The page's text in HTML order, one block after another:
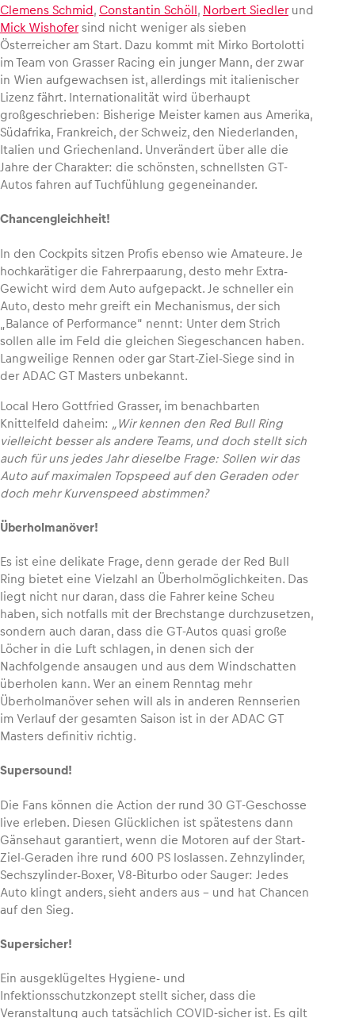
Clemens Schmid, Constantin Schöll, Norbert Siedlerund
Mick Wishofersind nicht weniger als sieben
Österreicher am Start. Dazu kommt mit Mirko Bortolotti
im Team von Grasser Racing ein junger Mann, der zwar
in Wien aufgewachsen ist, allerdings mit italienischer
Lizenz fährt. Internationalität wird überhaupt
großgeschrieben: Bisherige Meister kamen aus Amerika,
Südafrika, Frankreich, der Schweiz, den Niederlanden,
Italien und Griechenland. Unverändert über alle die
Jahre der Charakter: die schönsten, schnellsten GT-
Autos fahren auf Tuchfühlung gegeneinander.
Chancengleichheit!
In den Cockpits sitzen Profis ebenso wie Amateure. Je
hochkarätiger die Fahrerpaarung, desto mehr Extra-
Gewicht wird dem Auto aufgepackt. Je schneller ein
Auto, desto mehr greift ein Mechanismus, der sich
„Balance of Performance“ nennt: Unter dem Strich
sollen alle im Feld die gleichen Siegeschancen haben.
Langweilige Rennen oder gar Start-Ziel-Siege sind in
der ADAC GT Masters unbekannt.
Local Hero Gottfried Grasser, im benachbarten
Knittelfeld daheim: „Wir kennen den Red Bull Ring
vielleicht besser als andere Teams, und doch stellt sich
auch für uns jedes Jahr dieselbe Frage: Sollen wir das
Auto auf maximalen Topspeed auf den Geraden oder
doch mehr Kurvenspeed abstimmen?
Überholmanöver!
Es ist eine delikate Frage, denn gerade der Red Bull
Ring bietet eine Vielzahl an Überholmöglichkeiten. Das
liegt nicht nur daran, dass die Fahrer keine Scheu
haben, sich notfalls mit der Brechstange durchzusetzen,
sondern auch daran, dass die GT-Autos quasi große
Löcher in die Luft schlagen, in denen sich der
Nachfolgende ansaugen und aus dem Windschatten
überholen kann. Wer an einem Renntag mehr
Überholmanöver sehen will als in anderen Rennserien
im Verlauf der gesamten Saison ist in der ADAC GT
Masters definitiv richtig.
Supersound!
Die Fans können die Action der rund 30 GT-Geschosse
live erleben. Diesen Glücklichen ist spätestens dann
Gänsehaut garantiert, wenn die Motoren auf der Start-
Ziel-Geraden ihre rund 600 PS loslassen. Zehnzylinder,
Sechszylinder-Boxer, V8-Biturbo oder Sauger: Jedes
Auto klingt anders, sieht anders aus – und hat Chancen
auf den Sieg.
Supersicher!
Ein ausgeklügeltes Hygiene- und
Infektionsschutzkonzept stellt sicher, dass die
Veranstaltung auch tatsächlich COVID-sicher ist. Es gilt